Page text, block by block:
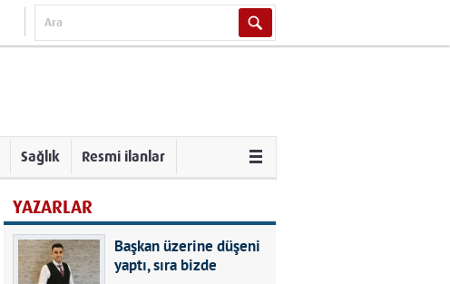
Sağlık Resmi ilanlar
YAZARLAR
Başkan üzerine düşeni
yaptı, sıra bizde